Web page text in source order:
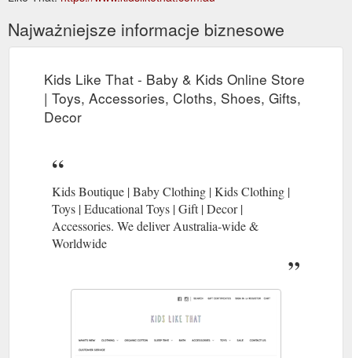
Najważniejsze informacje biznesowe
Kids Like That - Baby & Kids Online Store
| Toys, Accessories, Cloths, Shoes, Gifts,
Decor
Kids Boutique | Baby Clothing | Kids Clothing |
Toys | Educational Toys | Gift | Decor |
Accessories. We deliver Australia-wide &
Worldwide